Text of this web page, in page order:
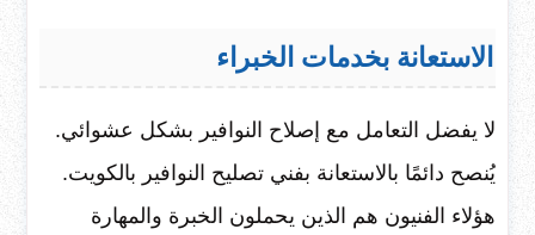
الاستعانة بخدمات الخبراء
لا يفضل التعامل مع إصلاح النوافير بشكل عشوائي.
يُنصح دائمًا بالاستعانة بفني تصليح النوافير بالكويت.
هؤلاء الفنيون هم الذين يحملون الخبرة والمهارة